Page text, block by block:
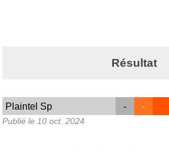
Résultat
Plaintel Sp - -
Publié le 10 oct. 2024